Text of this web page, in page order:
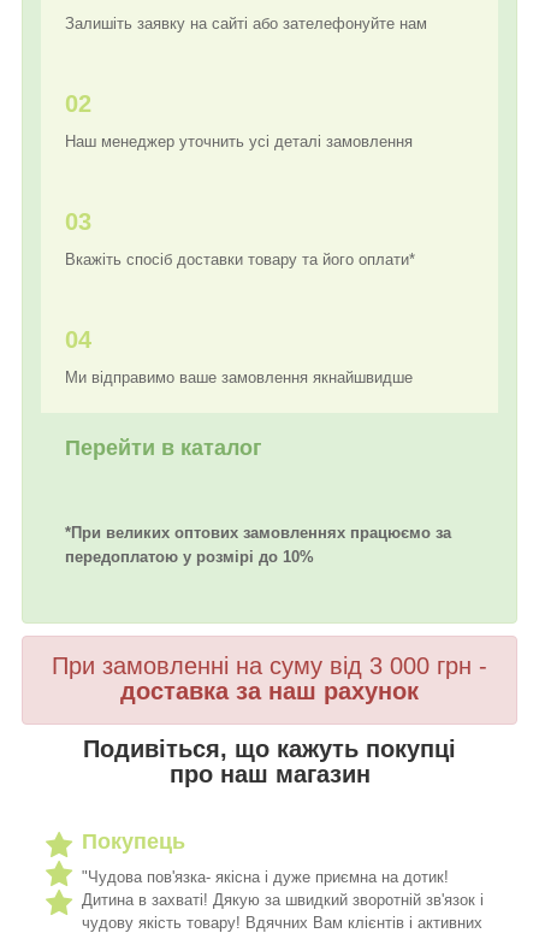
Залишіть заявку на сайті або зателефонуйте нам
02
Наш менеджер уточнить усі деталі замовлення
03
Вкажіть спосіб доставки товару та його оплати*
04
Ми відправимо ваше замовлення якнайшвидше
Перейти в каталог
*При великих оптових замовленнях працюємо за
передоплатою у розмірі до 10%
При замовленні на суму від 3 000 грн -
доставка за наш рахунок
Подивіться, що кажуть покупці
про наш магазин
Покупець
"Чудова пов'язка- якісна і дуже приємна на дотик!
Дитина в захваті! Дякую за швидкий зворотній зв'язок і
чудову якість товару! Вдячних Вам клієнтів і активних